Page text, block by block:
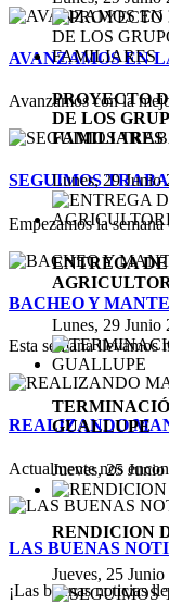
AVANZAMOS EN
Avanzamos con la
SEGUIMOS
Empezamos la
BACHEO Y
Esta semana llevamos
REALIZANDO
Actualmente nos
LAS BUENAS
¡Las buenas noticias
PROYECTO
DE LOS
FAMILIARES
Lunes, 29 Junio
ENTREGA
Lunes, 29 Junio
GUALLUPE
Jueves, 25
RENDICION
Jueves, 25